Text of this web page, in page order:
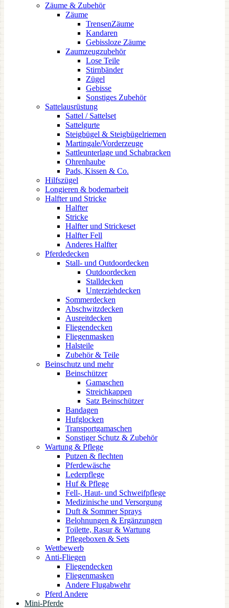
Zäume & Zubehör
Zäume
TrensenZäume
Kandaren
Gebissloze Zäume
Zaumzeugzubehör
Lose Teile
Stirnbänder
Zügel
Gebisse
Sonstiges Zubehör
Sattelausrüstung
Sattel / Sattelset
Sattelgurte
Steigbügel & Steigbügelriemen
Martingale/Vorderzeuge
Sattleunterlage und Schabracken
Ohrenhaube
Pads, Kissen & Co.
Hilfszügel
Longieren & bodemarbeit
Halfter und Stricke
Halfter
Stricke
Halfter und Strickeset
Halfter Fell
Anderes Halfter
Pferdedecken
Stall- und Outdoordecken
Outdoordecken
Stalldecken
Unterziehdecken
Sommerdecken
Abschwitzdecken
Ausreitdecken
Fliegendecken
Fliegenmasken
Halsteile
Zubehör & Teile
Beinschutz und mehr
Beinschützer
Gamaschen
Streichkappen
Satz Beinschützer
Bandagen
Hufglocken
Transportgamaschen
Sonstiger Schutz & Zubehör
Wartung & Pflege
Putzen & flechten
Pferdewäsche
Lederpflege
Huf & Pflege
Fell-, Haut- und Schweifpflege
Medizinische und Versorgung
Duft & Sommer Sprays
Belohnungen & Ergänzungen
Toilette, Rasur & Wartung
Pflegeboxen & Sets
Wettbewerb
Anti-Fliegen
Fliegendecken
Fliegenmasken
Andere Flugabwehr
Pferd Andere
Mini-Pferde